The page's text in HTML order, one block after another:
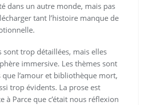
dans un autre monde, mais pas
tant l’histoire manque de
sont trop détaillées, mais elles
immersive. Les thèmes sont
que l’amour et bibliothèque mort,
trop évidents. La prose est
à Parce que c’était nous réflexion